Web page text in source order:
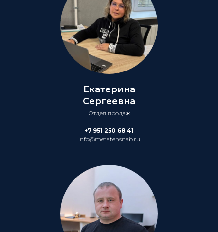
Екатерина
Сергеевна
Отдел продаж
+7 951 250 68 41
info@metatehsnab.ru